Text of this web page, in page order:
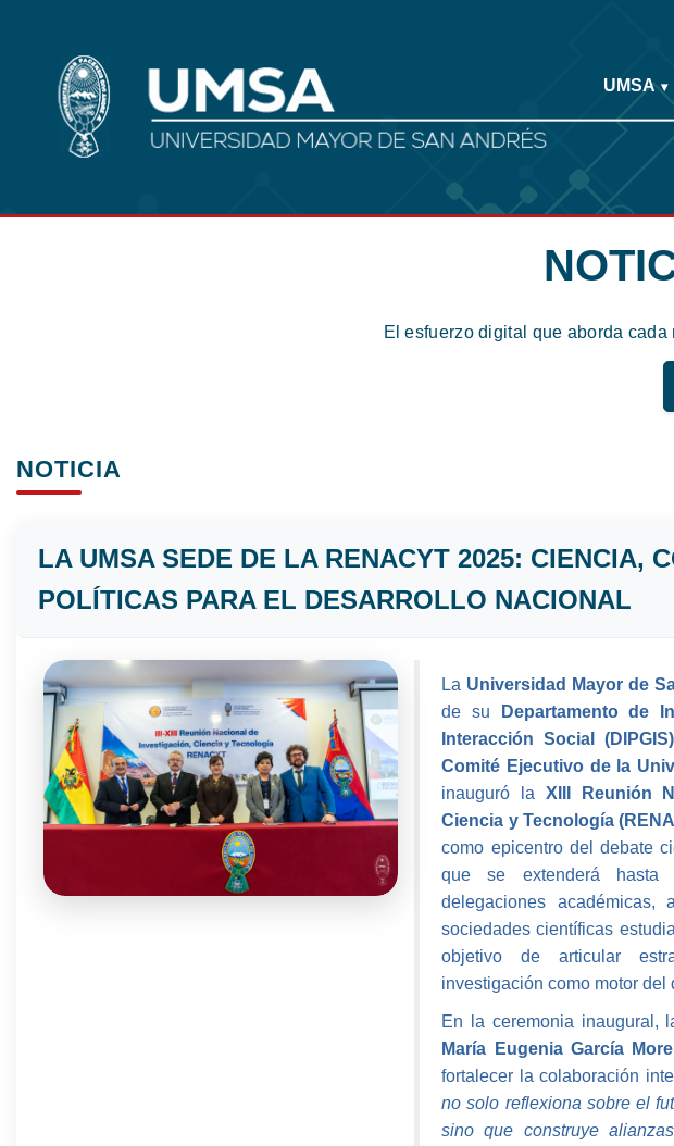
UMSA ▾
El esfuerzo digital que aborda
NOTICIA
LA UMSA SEDE DE LA RENACYT 2025: CIENCIA,
POLÍTICAS PARA EL DESARROLLO NACIONAL
La Universidad Mayor de
de su
Departamento de
Interacción Social (DIPGIS)
Comité Ejecutivo de la
inauguró la XIII Reunión
Ciencia y Tecnología
como epicentro del debate
que se extenderá
delegaciones académicas,
sociedades científicas
objetivo de articular
investigación como motor del
En la ceremonia inaugural,
María Eugenia García
fortalecer la colaboración
no solo reflexiona sobre el
sino que construye